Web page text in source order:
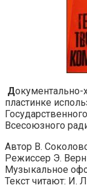
Документально-
пластинке
Всесоюзного
Автор В.
Режиссер Э.
Музыкальное
Текст читают: И.